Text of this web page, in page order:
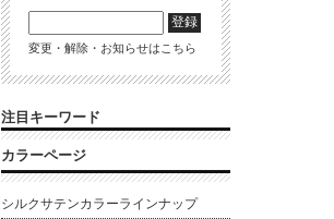
変更・解除・お知らせはこちら
注目キーワード
カラーページ
シルクサテンカラーラインナップ